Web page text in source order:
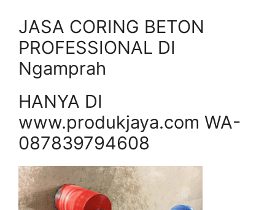
JASA CORING BETON
PROFESSIONAL DI
Ngamprah
HANYA DI
www.produkjaya.com WA-
087839794608